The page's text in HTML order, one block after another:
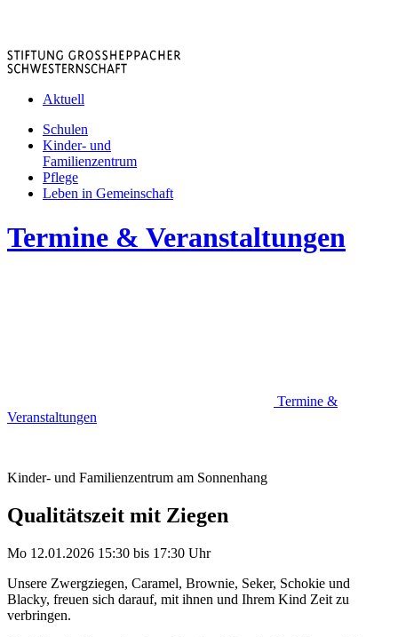
Aktuell
Schulen
Kinder- und
Familienzentrum
Pflege
Leben in Gemeinschaft
Termine & Veranstaltungen
Termine &
Veranstaltungen
Kinder- und Familienzentrum am Sonnenhang
Qualitätszeit mit Ziegen
Mo 12.01.2026 15:30 bis 17:30 Uhr
Unsere Zwergziegen, Caramel, Brownie, Seker, Schokie und
Blacky, freuen sich darauf, mit ihnen und Ihrem Kind Zeit zu
verbringen.